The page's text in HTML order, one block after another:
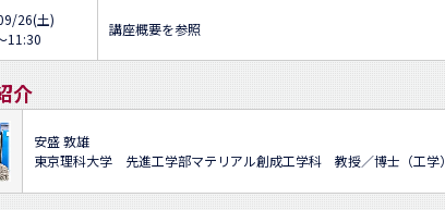
26(土)
11:30
講座概要を参照
介
安盛 敦雄
東京理科大学 先進工学部マテリアル創成工学科 教授／博士（工学）